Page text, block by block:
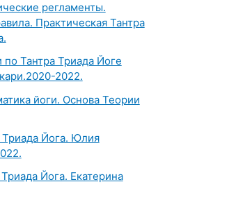
регламенты.
Практическая Тантра
по Тантра Триада Йоге
2022.
йоги. Основа Теории
Триада Йога. Юлия
Йога. Екатерина